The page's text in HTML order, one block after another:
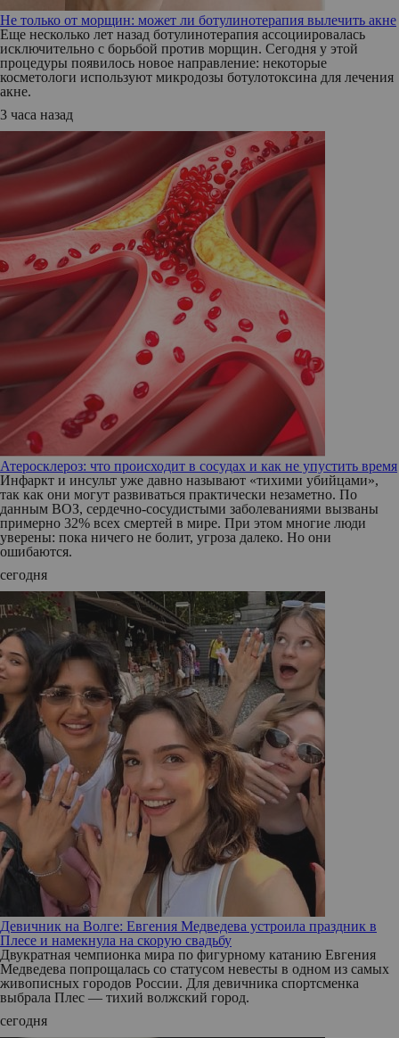
Не только от морщин: может ли ботулинотерапия вылечить акне
Еще несколько лет назад ботулинотерапия ассоциировалась
исключительно с борьбой против морщин. Сегодня у этой
процедуры появилось новое направление: некоторые
косметологи используют микродозы ботулотоксина для лечения
акне.
3 часа назад
Атеросклероз: что происходит в сосудах и как не упустить время
Инфаркт и инсульт уже давно называют «тихими убийцами»,
так как они могут развиваться практически незаметно. По
данным ВОЗ, сердечно-сосудистыми заболеваниями вызваны
примерно 32% всех смертей в мире. При этом многие люди
уверены: пока ничего не болит, угроза далеко. Но они
ошибаются.
сегодня
Девичник на Волге: Евгения Медведева устроила праздник в
Плесе и намекнула на скорую свадьбу
Двукратная чемпионка мира по фигурному катанию Евгения
Медведева попрощалась со статусом невесты в одном из самых
живописных городов России. Для девичника спортсменка
выбрала Плес — тихий волжский город.
сегодня